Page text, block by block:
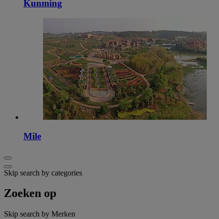
Kunming
Mile
Skip search by categories
Zoeken op
Skip search by Merken